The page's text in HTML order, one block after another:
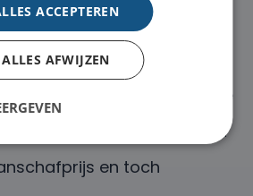
financieren met
auto’s die nog relatief
wel enkele kilometers op de
Hierdoor kun je profiteren
en toch
ACCEPTEREN
ALLES AFWIJZEN